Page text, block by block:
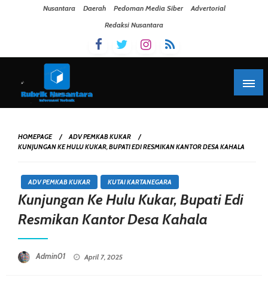
Nusantara Daerah Pedoman Media Siber
Advertorial
Redaksi Nusantara
HOMEPAGE
ADV PEMKAB KUKAR
KUNJUNGAN KE HULU KUKAR, BUPATI EDI RESMIKAN KANTOR DESA KAHALA
ADV PEMKAB KUKAR KUTAI KARTANEGARA
Kunjungan Ke Hulu Kukar, Bupati Edi
Resmikan Kantor Desa Kahala
Admin01 April 7, 2025